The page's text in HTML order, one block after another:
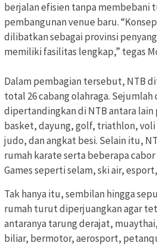
berjalan efisien tanpa membebani
pembangunan venue baru.
dilibatkan sebagai provinsi
memiliki fasilitas lengkap,” tegas
Dalam pembagian tersebut, NTB
total 26 cabang olahraga. Sejumlah
dipertandingkan di NTB antara
basket, dayung, golf, triathlon,
judo, dan angkat besi. Selain itu,
rumah karate serta beberapa
Games seperti selam, ski air,
Tak hanya itu, sembilan hingga
rumah turut diperjuangkan agar
antaranya tarung derajat,
biliar, bermotor, aerosport,